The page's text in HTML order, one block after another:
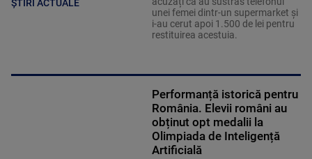
ȘTIRI ACTUALE
unei femei dintr-un supermarket și
i-au cerut apoi 1.500 de lei pentru
restituirea acestuia.
Performanță istorică pentru
România. Elevii români au
obținut opt medalii la
Olimpiada de Inteligență
Artificială